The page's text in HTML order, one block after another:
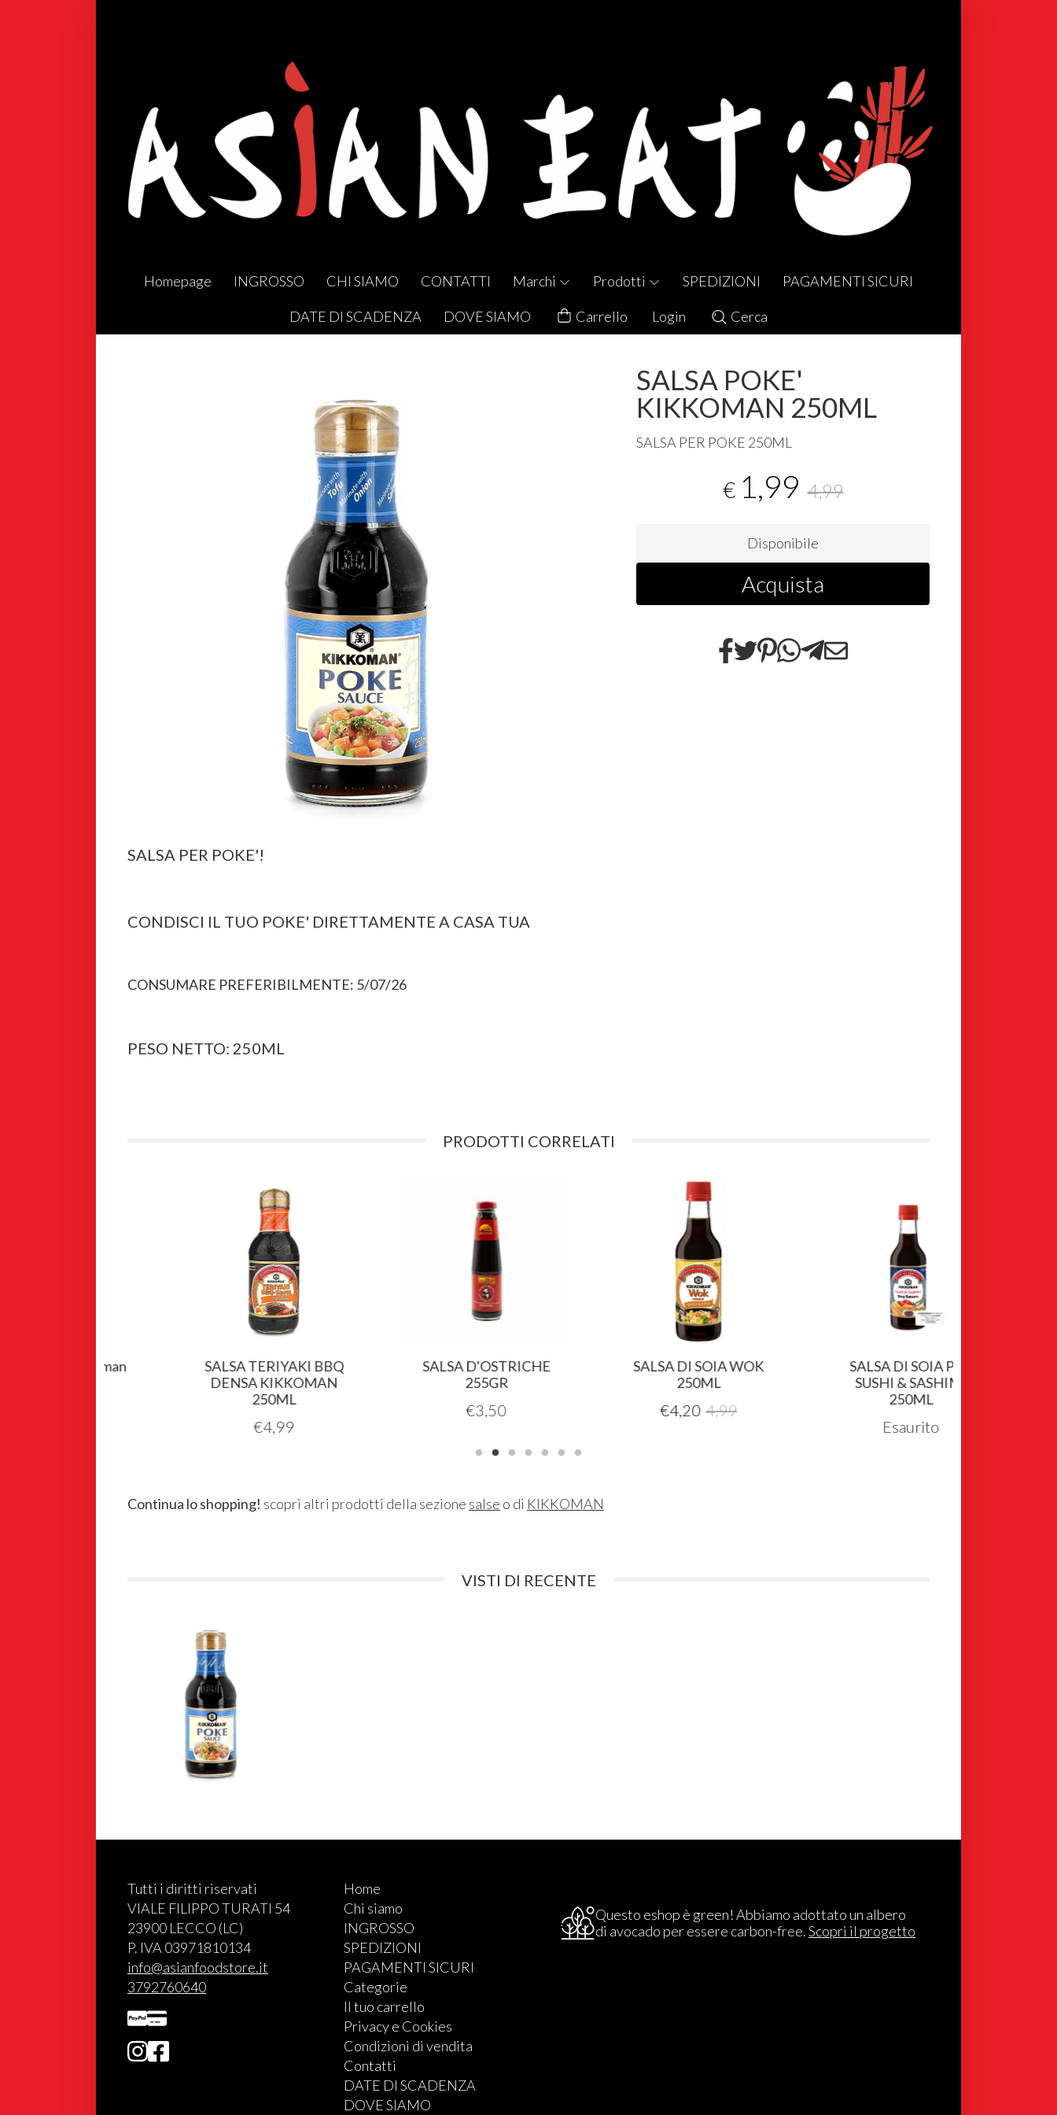
Homepage INGROSSO CHI SIAMO CONTATTI Marchi Prodotti SPEDIZIONI PAGAMENTI SICURI
DATE DI SCADENZA DOVE SIAMO Carrello Login Cerca
SALSA PER POKE'!
CONDISCI IL TUO POKE' DIRETTAMENTE A CASA TUA
CONSUMARE PREFERIBILMENTE: 5/07/26
PESO NETTO: 250ML
SALSA POKE'
KIKKOMAN 250ML
SALSA PER POKE 250ML
€ 1,99 4,99
Disponibile
Acquista
PRODOTTI CORRELATI
SALSA TERIYAKI BBQ
DENSA KIKKOMAN
SALSA D'OSTRICHE
SALSA DI SOIA WOK
4,99
SALSA DI SOIA PER
SUSHI & SASHIMI
Continua lo shopping! scopri altri prodotti della sezione salse o di KIKKOMAN
VISTI DI RECENTE
Tutti i diritti riservati
VIALE FILIPPO TURATI 54
23900 LECCO (LC)
P. IVA 03971810134
info@asianfoodstore.it
3792760640
Home
Chi siamo
INGROSSO
SPEDIZIONI
PAGAMENTI SICURI
Categorie
Il tuo carrello
Privacy e Cookies
Condizioni di vendita
Contatti
DATE DI SCADENZA
DOVE SIAMO
Questo eshop è green! Abbiamo adottato un albero
di avocado per essere carbon-free.Scopri il progetto